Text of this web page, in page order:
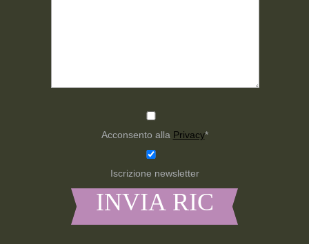
Acconsento alla Privacy*
Iscrizione newsletter